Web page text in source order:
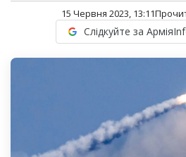
15 Червня 2023, 13:11
Слідкуйте за